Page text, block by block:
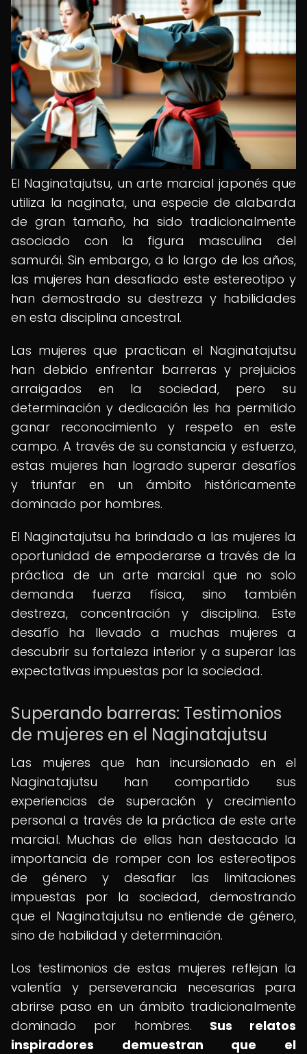
El Naginatajutsu, un arte marcial japonés que
utiliza la naginata, una especie de alabarda
de gran tamaño, ha sido tradicionalmente
asociado con la figura masculina del
samurái. Sin embargo, a lo largo de los años,
las mujeres han desafiado este estereotipo y
han demostrado su destreza y habilidades
en esta disciplina ancestral.
Las mujeres que practican el Naginatajutsu
han debido enfrentar barreras y prejuicios
arraigados en la sociedad, pero su
determinación y dedicación les ha permitido
ganar reconocimiento y respeto en este
campo. A través de su constancia y esfuerzo,
estas mujeres han logrado superar desafíos
y triunfar en un ámbito históricamente
dominado por hombres.
El Naginatajutsu ha brindado a las mujeres la
oportunidad de empoderarse a través de la
práctica de un arte marcial que no solo
demanda fuerza física, sino también
destreza, concentración y disciplina. Este
desafío ha llevado a muchas mujeres a
descubrir su fortaleza interior y a superar las
expectativas impuestas por la sociedad.
Superando barreras: Testimonios
de mujeres en el Naginatajutsu
Las mujeres que han incursionado en el
Naginatajutsu han compartido sus
experiencias de superación y crecimiento
personal a través de la práctica de este arte
marcial. Muchas de ellas han destacado la
importancia de romper con los estereotipos
de género y desafiar las limitaciones
impuestas por la sociedad, demostrando
que el Naginatajutsu no entiende de género,
sino de habilidad y determinación.
Los testimonios de estas mujeres reflejan la
valentía y perseverancia necesarias para
abrirse paso en un ámbito tradicionalmente
dominado por hombres. Sus relatos
inspiradores demuestran que el